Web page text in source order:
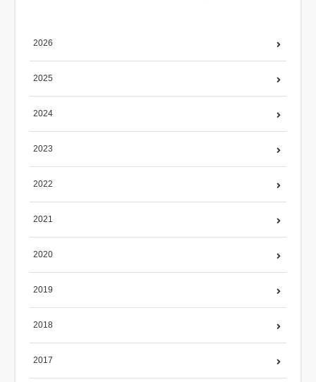
2026
2025
2024
2023
2022
2021
2020
2019
2018
2017